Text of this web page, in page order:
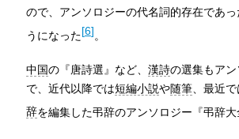
ので、アンソロジーの代名詞的存在であ
うになった[6]。
中国の『唐詩選』など、 漢詩の選集もアン
で、近代以降では短編小説や随筆、最近で
辞を編集した弔辞のアンソロジー『弔辞